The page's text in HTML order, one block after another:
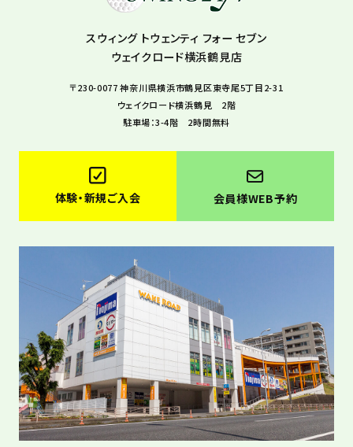
スウィング トウェンティ フォー セブン
ウェイクロード横浜鶴見店
〒230-0077 神奈川県横浜市鶴見区東寺尾5丁目2-31
ウェイクロード横浜鶴見 2階
駐車場：3-4階 2時間無料
体験・新規ご入会 会員様WEB予約